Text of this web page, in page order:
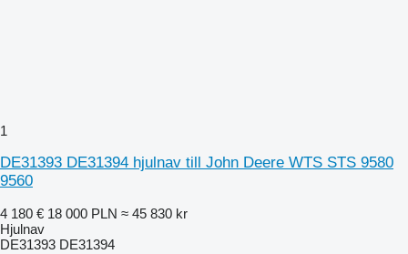
1
DE31393 DE31394 hjulnav till John Deere WTS STS 9580
9560
4 180 € 18 000 PLN ≈ 45 830 kr
Hjulnav
DE31393 DE31394